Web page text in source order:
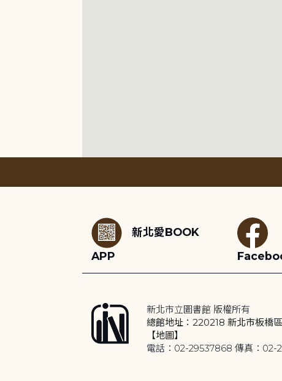
新北愛BOOK
APP
新北市立圖書館 版權所有
總館地址：220218 新北市板橋
【地圖】
電話：02-29537868 傳真：02-